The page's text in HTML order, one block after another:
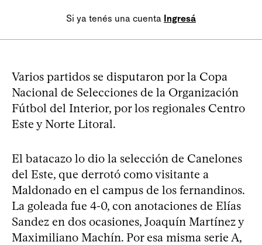
Si ya tenés una cuenta Ingresá
Varios partidos se disputaron por la Copa
Nacional de Selecciones de la Organización
Fútbol del Interior, por los regionales Centro
Este y Norte Litoral.
El batacazo lo dio la selección de Canelones
del Este, que derrotó como visitante a
Maldonado en el campus de los fernandinos.
La goleada fue 4-0, con anotaciones de Elías
Sandez en dos ocasiones, Joaquín Martínez y
Maximiliano Machín. Por esa misma serie A,